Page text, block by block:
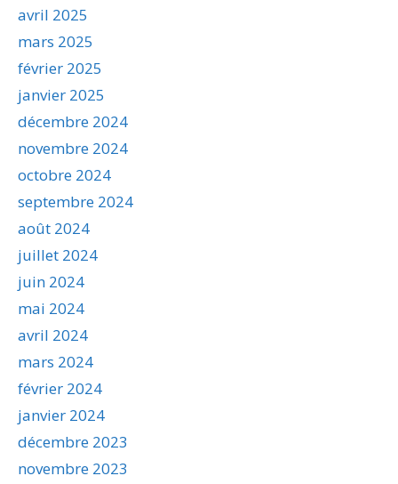
avril 2025
mars 2025
février 2025
janvier 2025
décembre 2024
novembre 2024
octobre 2024
septembre 2024
août 2024
juillet 2024
juin 2024
mai 2024
avril 2024
mars 2024
février 2024
janvier 2024
décembre 2023
novembre 2023